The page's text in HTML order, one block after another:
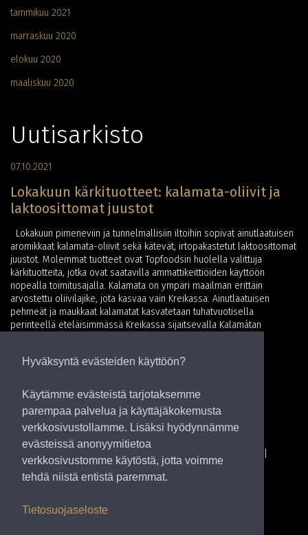
Hyväksyntä evästeiden käyttöön?
Käytämme evästeistä tarjotaksemme
parempaa palvelua ja käyttäjäkokemusta
verkkosivustollamme. Lisäksi hyödynnämme
evästeissä anonyymitietoa
verkkosivustomme käytöstä, jotta voimme
tehdä niistä entistä paremmat.
Tietosuojaseloste
tammikuu 2021
marraskuu 2020
elokuu 2020
maaliskuu 2020
Uutisarkisto
07.10.2021
Lokakuun kärkituotteet: kalamata-oliivit ja
laktoosittomat juustot
Lokakuun pimeneviin ja tunnelmallisiin iltoihin sopivat ainutlaatuisen
aromikkaat kalamata-oliivit sekä kätevät, irtopakastetut laktoosittomat
juustot. Molemmat tuotteet ovat Topfoodsin huolella valittuja
kärkituotteita, jotka ovat saatavilla ammattikeittiöiden käyttöön
nopealla toimitusajalla. Kalamata on ympäri maailman erittäin
arvostettu oliivilajike, jota kasvaa vain Kreikassa. Ainutlaatuisen
pehmeät ja maukkaat kalamatat kasvatetaan tuhatvuotisella
perinteellä eteläisimmässä Kreikassa sijaitsevalla Kalamátan
TOPFOODS Topfoods Finland Oy
21100 Naantali, Finland